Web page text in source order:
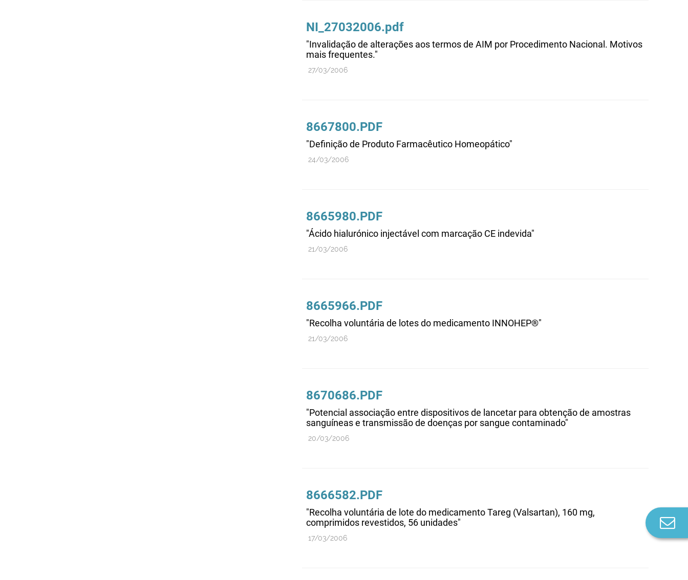
NI_27032006.pdf
"Invalidação de alterações aos termos de AIM por Procedimento Nacional. Motivos
mais frequentes."
27/03/2006
8667800.PDF
"Definição de Produto Farmacêutico Homeopático"
24/03/2006
8665980.PDF
"Ácido hialurónico injectável com marcação CE indevida"
21/03/2006
8665966.PDF
"Recolha voluntária de lotes do medicamento INNOHEP®"
21/03/2006
8670686.PDF
"Potencial associação entre dispositivos de lancetar para obtenção de amostras
sanguíneas e transmissão de doenças por sangue contaminado"
20/03/2006
8666582.PDF
"Recolha voluntária de lote do medicamento Tareg (Valsartan), 160 mg,
comprimidos revestidos, 56 unidades"
17/03/2006